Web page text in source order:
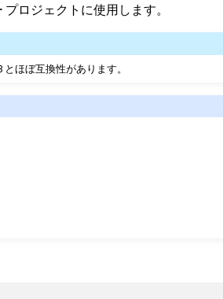
ロジェクトに使用します。
ほぼ互換性があります。